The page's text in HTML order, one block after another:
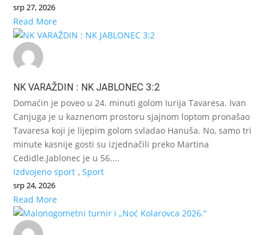
srp 27, 2026
Read More
NK VARAŽDIN : NK JABLONEC 3:2
Domaćin je poveo u 24. minuti golom Iurija Tavaresa. Ivan
Canjuga je u kaznenom prostoru sjajnom loptom pronašao
Tavaresa koji je lijepim golom svladao Hanuša. No, samo tri
minute kasnije gosti su izjednačili preko Martina
Cedidle.Jablonec je u 56....
Izdvojeno sport ,Sport
srp 24, 2026
Read More